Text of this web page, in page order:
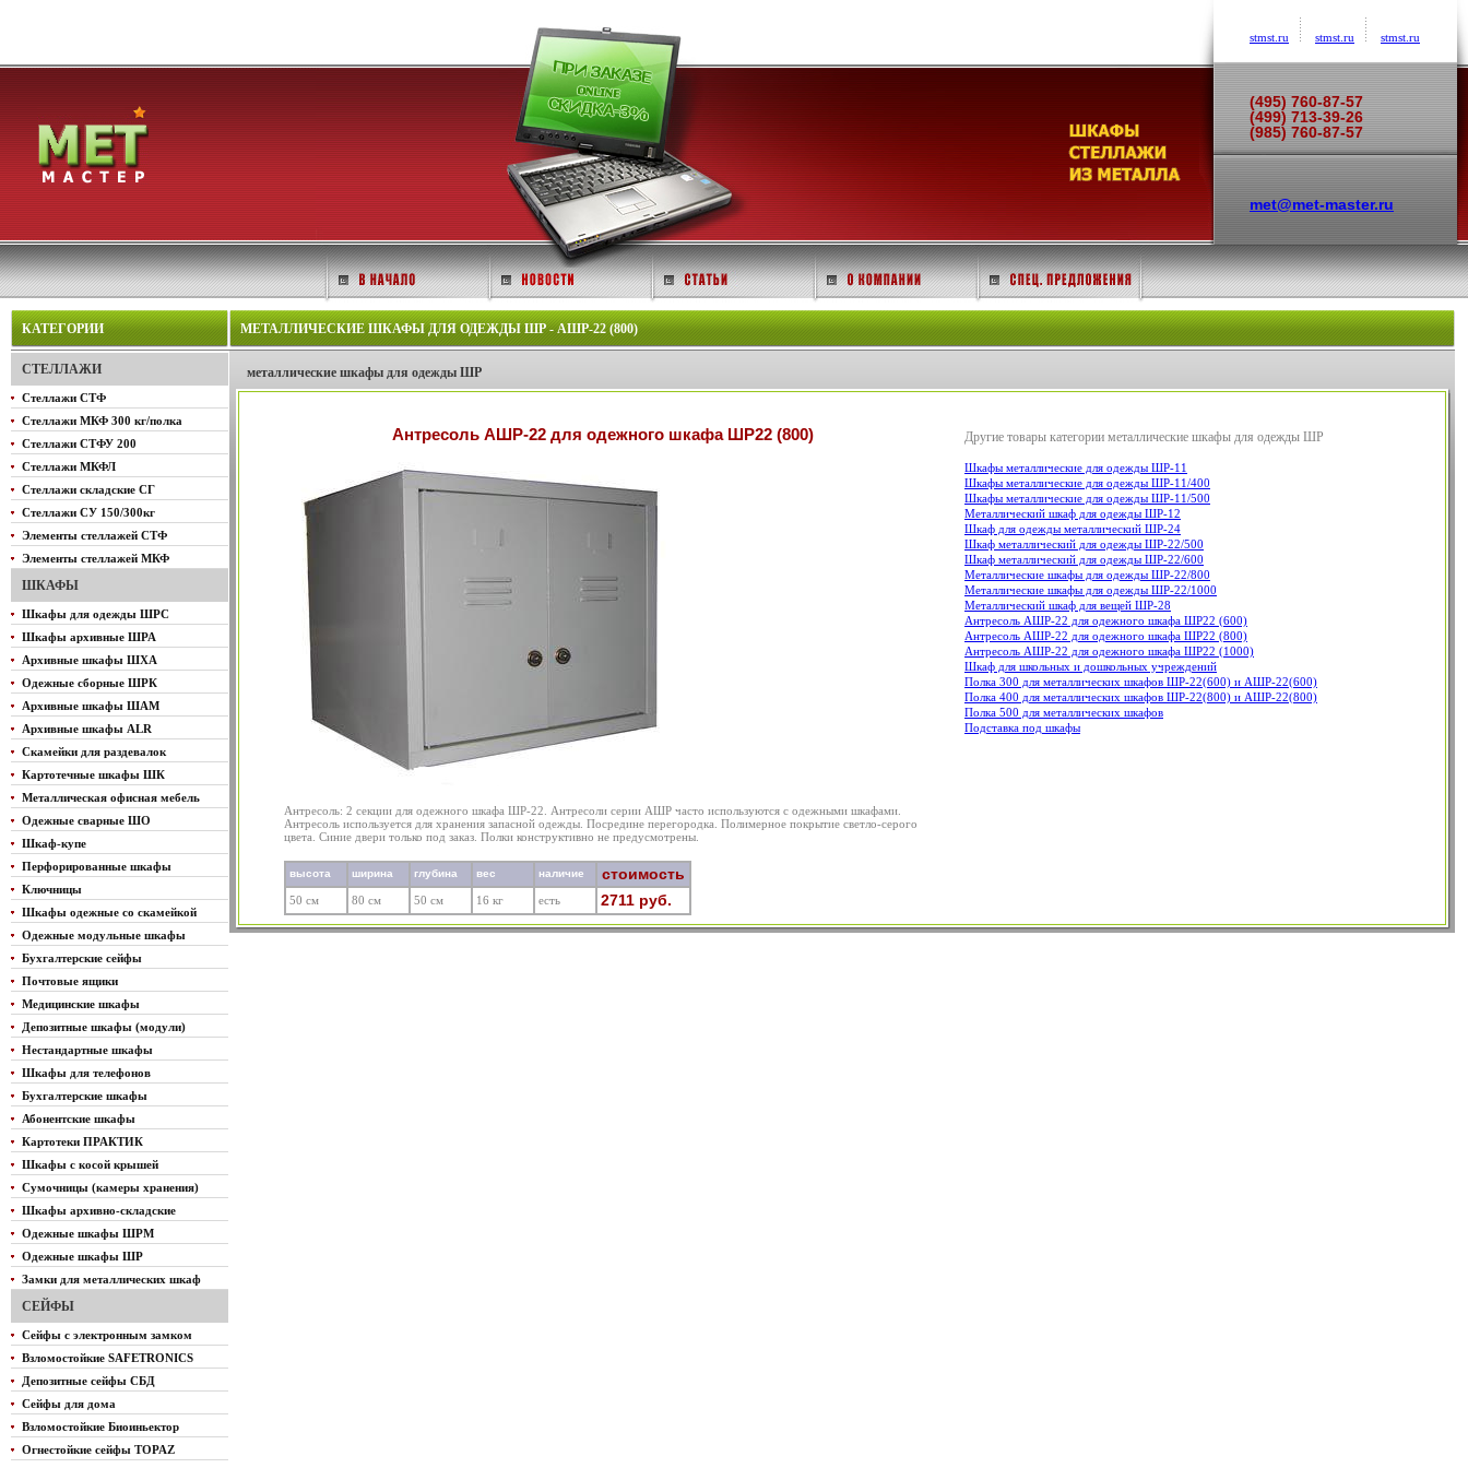
stmst.ru stmst.ru stmst.ru
(495) 760-87-57
(499) 713-39-26
(985) 760-87-57
met@met-master.ru
КАТЕГОРИИ
СТЕЛЛАЖИ
Стеллажи СТФ
Стеллажи МКФ 300 кг/полка
Стеллажи СТФУ 200
Стеллажи МКФЛ
Стеллажи складские СГ
Стеллажи СУ 150/300кг
Элементы стеллажей СТФ
Элементы стеллажей МКФ
ШКАФЫ
Шкафы для одежды ШРС
Шкафы архивные ШРА
Архивные шкафы ШХА
Одежные сборные ШРК
Архивные шкафы ШАМ
Архивные шкафы ALR
Скамейки для раздевалок
Картотечные шкафы ШК
Металлическая офисная мебель
Одежные сварные ШО
Шкаф-купе
Перфорированные шкафы
Ключницы
Шкафы одежные со скамейкой
Одежные модульные шкафы
Бухгалтерские сейфы
Почтовые ящики
Медицинские шкафы
Депозитные шкафы (модули)
Нестандартные шкафы
Шкафы для телефонов
Бухгалтерские шкафы
Абонентские шкафы
Картотеки ПРАКТИК
Шкафы с косой крышей
Сумочницы (камеры хранения)
Шкафы архивно-складские
Одежные шкафы ШРМ
Одежные шкафы ШР
Замки для металлических шкаф
СЕЙФЫ
Сейфы с электронным замком
Взломостойкие SAFETRONICS
Депозитные сейфы СБД
Сейфы для дома
Взломостойкие Биоиньектор
Огнестойкие сейфы TOPAZ
МЕТАЛЛИЧЕСКИЕ ШКАФЫ ДЛЯ ОДЕЖДЫ ШР - АШР-22 (800)
металлические шкафы для одежды ШР
Антресоль АШР-22 для одежного шкафа ШР22 (800)
Антресоль: 2 секции для одежного шкафа ШР-22. Антресоли серии АШР часто используются с одежными шкафами.
Антресоль используется для хранения запасной одежды. Посредине перегородка. Полимерное покрытие светло-серого
цвета. Синие двери только под заказ. Полки конструктивно не предусмотрены.
высота ширина глубина вес наличие стоимость
50 см 80 см 50 см 16 кг есть 2711 руб.
Другие товары категории металлические шкафы для одежды ШР
Шкафы металлические для одежды ШР-11
Шкафы металлические для одежды ШР-11/400
Шкафы металлические для одежды ШР-11/500
Металлический шкаф для одежды ШР-12
Шкаф для одежды металлический ШР-24
Шкаф металлический для одежды ШР-22/500
Шкаф металлический для одежды ШР-22/600
Металлические шкафы для одежды ШР-22/800
Металлические шкафы для одежды ШР-22/1000
Металлический шкаф для вещей ШР-28
Антресоль АШР-22 для одежного шкафа ШР22 (600)
Антресоль АШР-22 для одежного шкафа ШР22 (800)
Антресоль АШР-22 для одежного шкафа ШР22 (1000)
Шкаф для школьных и дошкольных учреждений
Полка 300 для металлических шкафов ШР-22(600) и АШР-22(600)
Полка 400 для металлических шкафов ШР-22(800) и АШР-22(800)
Полка 500 для металлических шкафов
Подставка под шкафы